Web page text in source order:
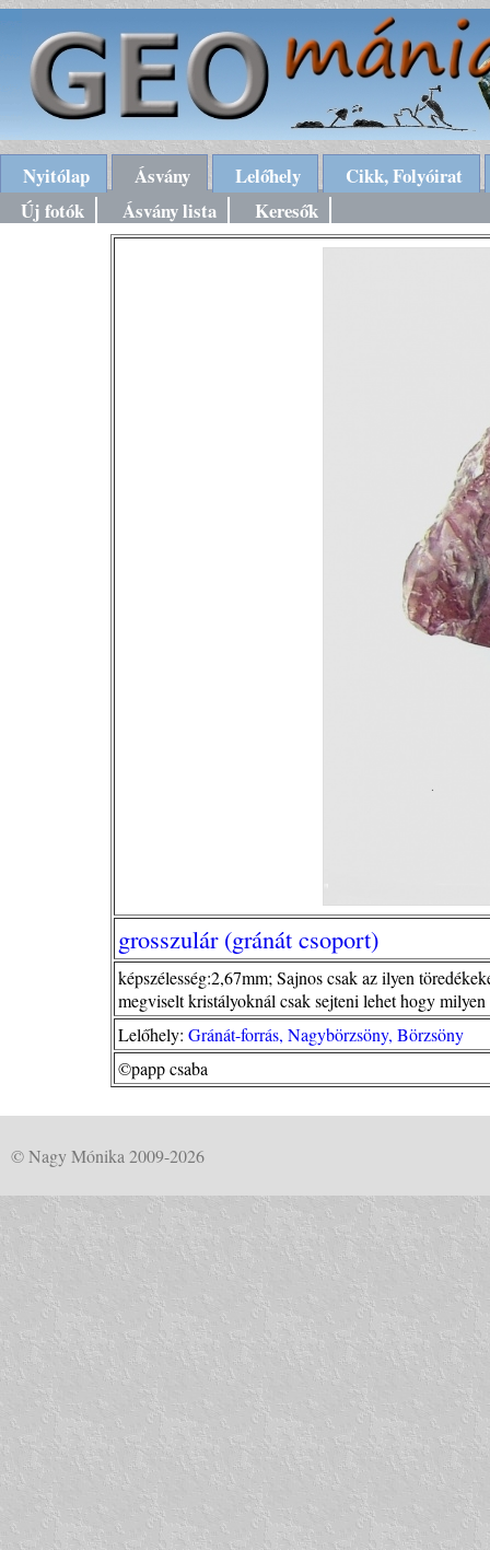
Nyitólap Ásvány Lelőhely
Cikk, Folyóirat
Új fotók
Ásvány lista Keresők
grosszulár (gránát csoport)
képszélesség:2,67mm; Sajnos csak az ilyen
megviselt kristályoknál csak sejteni lehet hogy milyen
Lelőhely: Gránát-forrás, Nagybörzsöny, Börzsöny
©papp csaba
© Nagy Mónika 2009-2026